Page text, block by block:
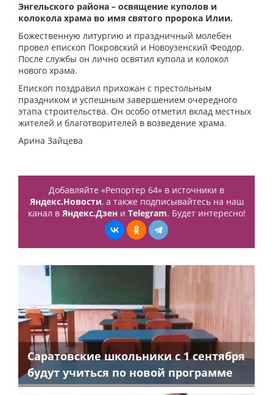
Энгельского района – освящение куполов и
колокола храма во имя святого пророка Илии.
Божественную литургию и праздничный молебен
провел епископ Покровский и Новоузенский Феодор.
После службы он лично освятил купола и колокол
нового храма.
Епископ поздравил прихожан с престольным
праздником и успешным завершением очередного
этапа строительства. Он особо отметил вклад местных
жителей и благотворителей в возведение храма.
Арина Зайцева
Добавляйте «Репортер 64» в источники в
Яндекс.Новости, а также подписывайтесь на наш
канал в Яндекс.Дзени Telegram. Будет интересно!
Саратовские школьники с 1 сентября
будут учиться по новой программе